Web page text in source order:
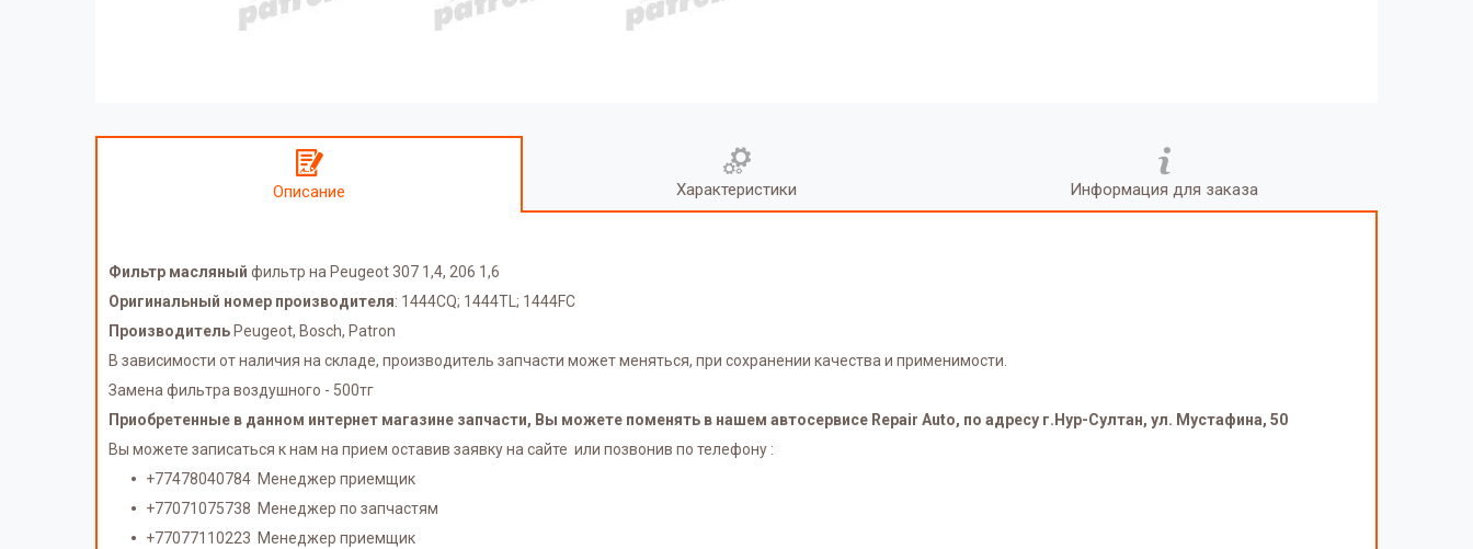
Описание Характеристики Информация для заказа
Фильтр масляный фильтр на Peugeot 307 1,4, 206 1,6
Оригинальный номер производителя: 1444CQ; 1444TL; 1444FC
Производитель Peugeot, Bosch, Patron
В зависимости от наличия на складе, производитель запчасти может меняться, при сохранении качества и применимости.
Замена фильтра воздушного - 500тг
Приобретенные в данном интернет магазине запчасти, Вы можете поменять в нашем автосервисе Repair Auto, по адресу г.Нур-Султан, ул. Мустафина, 50
Вы можете записаться к нам на прием оставив заявку на сайте или позвонив по телефону :
+77478040784 Менеджер приемщик
+77071075738 Менеджер по запчастям
+77077110223 Менеджер приемщик